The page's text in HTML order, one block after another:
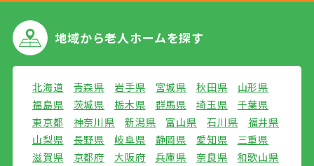
地域から老人ホームを探す
北海道 青森県 岩手県 宮城県 秋田県
山形県
福島県
茨城県 栃木県 群馬県 埼玉県
千葉県
東京都
神奈川県 新潟県 富山県 石川県
福井県
山梨県
長野県 岐阜県 静岡県 愛知県
三重県
滋賀県
京都府 大阪府 兵庫県 奈良県
和歌山県